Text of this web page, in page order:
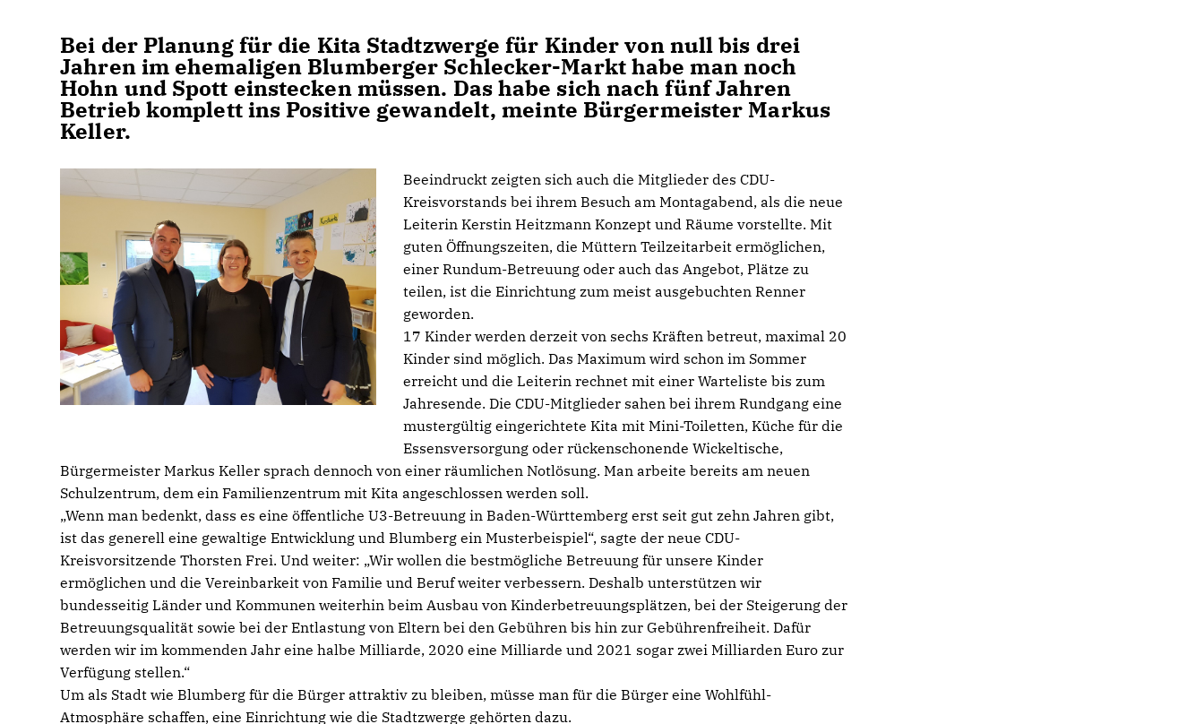
Bei der Planung für die Kita Stadtzwerge für Kinder von null bis drei
Jahren im ehemaligen Blumberger Schlecker-Markt habe man noch
Hohn und Spott einstecken müssen. Das habe sich nach fünf Jahren
Betrieb komplett ins Positive gewandelt, meinte Bürgermeister Markus
Keller.
Beeindruckt zeigten sich auch die Mitglieder des CDU-
Kreisvorstands bei ihrem Besuch am Montagabend, als die neue
Leiterin Kerstin Heitzmann Konzept und Räume vorstellte. Mit
guten Öffnungszeiten, die Müttern Teilzeitarbeit ermöglichen,
einer Rundum-Betreuung oder auch das Angebot, Plätze zu
teilen, ist die Einrichtung zum meist ausgebuchten Renner
geworden.
17 Kinder werden derzeit von sechs Kräften betreut, maximal 20
Kinder sind möglich. Das Maximum wird schon im Sommer
erreicht und die Leiterin rechnet mit einer Warteliste bis zum
Jahresende. Die CDU-Mitglieder sahen bei ihrem Rundgang eine
mustergültig eingerichtete Kita mit Mini-Toiletten, Küche für die
Essensversorgung oder rückenschonende Wickeltische,
Bürgermeister Markus Keller sprach dennoch von einer räumlichen Notlösung. Man arbeite bereits am neuen
Schulzentrum, dem ein Familienzentrum mit Kita angeschlossen werden soll.
Wenn man bedenkt, dass es eine öffentliche U3-Betreuung in Baden-Württemberg erst seit gut zehn Jahren gibt,
ist das generell eine gewaltige Entwicklung und Blumberg ein Musterbeispiel“, sagte der neue CDU-
Kreisvorsitzende Thorsten Frei. Und weiter: „Wir wollen die bestmögliche Betreuung für unsere Kinder
ermöglichen und die Vereinbarkeit von Familie und Beruf weiter verbessern. Deshalb unterstützen wir
bundesseitig Länder und Kommunen weiterhin beim Ausbau von Kinderbetreuungsplätzen, bei der Steigerung der
Betreuungsqualität sowie bei der Entlastung von Eltern bei den Gebühren bis hin zur Gebührenfreiheit. Dafür
werden wir im kommenden Jahr eine halbe Milliarde, 2020 eine Milliarde und 2021 sogar zwei Milliarden Euro zur
Verfügung stellen.“
Um als Stadt wie Blumberg für die Bürger attraktiv zu bleiben, müsse man für die Bürger eine Wohlfühl-
Atmosphäre schaffen, eine Einrichtung wie die Stadtzwerge gehörten dazu.